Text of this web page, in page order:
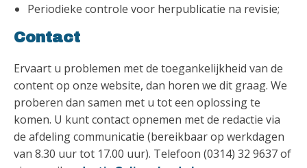
Periodieke controle voor herpublicatie na revisie;
Contact
Ervaart u problemen met de toegankelijkheid van de
content op onze website, dan horen we dit graag. We
proberen dan samen met u tot een oplossing te
komen. U kunt contact opnemen met de redactie via
de afdeling communicatie (bereikbaar op werkdagen
van 8.30 uur tot 17.00 uur). Telefoon (0314) 32 9637 of